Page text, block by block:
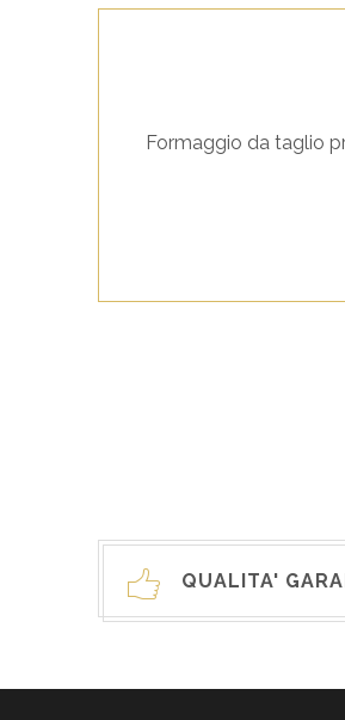
Formaggio da taglio
QUALITA'